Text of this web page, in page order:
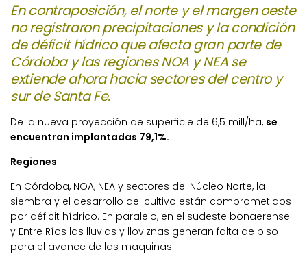
En contraposición, el norte y el margen oeste
no registraron precipitaciones y la condición
de déficit hídrico que afecta gran parte de
Córdoba y las regiones NOA y NEA se
extiende ahora hacia sectores del centro y
sur de Santa Fe.
De la nueva proyección de superficie de 6,5 mill/ha, se
encuentran implantadas 79,1%.
Regiones
En Córdoba, NOA, NEA y sectores del Núcleo Norte, la
siembra y el desarrollo del cultivo están comprometidos
por déficit hídrico. En paralelo, en el sudeste bonaerense
y Entre Ríos las lluvias y lloviznas generan falta de piso
para el avance de las maquinas.